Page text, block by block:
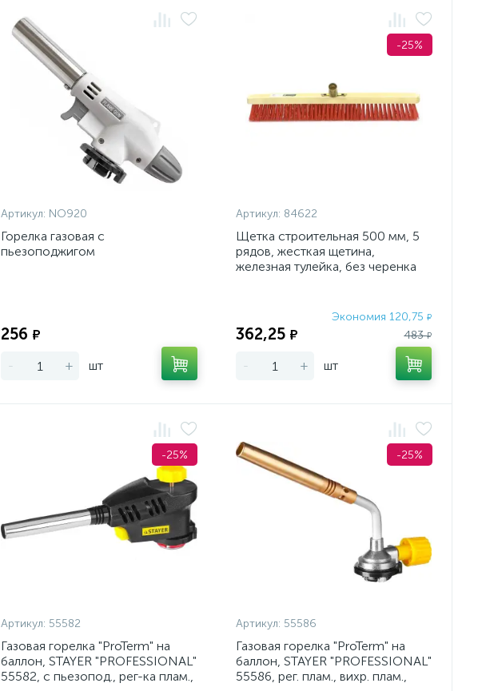
Артикул: NO920
Горелка газовая с
пьезоподжигом
256 ₽
- + шт
-25%
Артикул: 84622
Щетка строительная 500 мм, 5
рядов, жесткая щетина,
железная тулейка, без черенка
Экономия 120,75₽
362,25 ₽ 483₽
- + шт
-25%
Артикул: 55582
Газовая горелка "ProTerm" на
баллон, STAYER "PROFESSIONAL"
55582, с пьезопод., рег-ка плам.,
-25%
Артикул: 55586
Газовая горелка "ProTerm" на
баллон, STAYER "PROFESSIONAL"
55586, рег. плам., вихр. плам.,